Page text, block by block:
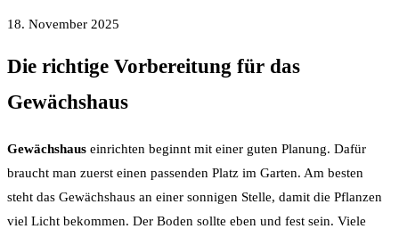
18. November 2025
Die richtige Vorbereitung für das
Gewächshaus
Gewächshaus einrichten beginnt mit einer guten Planung. Dafür
braucht man zuerst einen passenden Platz im Garten. Am besten
steht das Gewächshaus an einer sonnigen Stelle, damit die Pflanzen
viel Licht bekommen. Der Boden sollte eben und fest sein. Viele